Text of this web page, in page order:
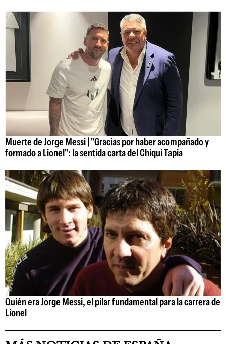
Muerte de Jorge Messi | "Gracias por haber acompañado y
formado a Lionel": la sentida carta del Chiqui Tapia
Quién era Jorge Messi, el pilar fundamental para la carrera de
Lionel